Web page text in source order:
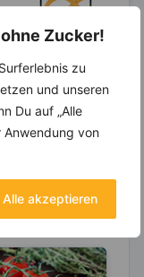
Zucker!
zu
und unseren
Du auf „Alle
von
Alle akzeptieren